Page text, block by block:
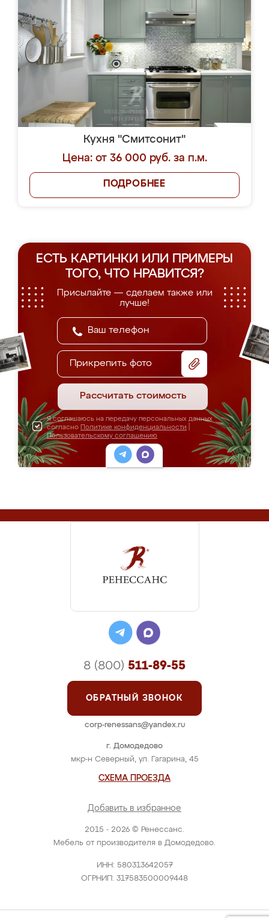
Кухня "Смитсонит"
Цена: от 36 000 руб. за п.м.
ПОДРОБНЕЕ
ЕСТЬ КАРТИНКИ ИЛИ ПРИМЕРЫ
ТОГО, ЧТО НРАВИТСЯ?
Присылайте — сделаем также или
лучше!
Прикрепить фото
Рассчитать стоимость
Я соглашаюсь на передачу персональных данных
согласно Политике конфиденциальности
Пользовательскому соглашению
2015 - 2026 © Ренессанс.
Мебель от производителя в Домодедово.
ИНН: 580313642057
ОГРНИП: 317583500009448
г. Домодедово
мкр-н Северный, ул. Гагарина, 45
СХЕМА ПРОЕЗДА
Добавить в избранное
8 (800) 511-89-55
ОБРАТНЫЙ ЗВОНОК
corp-renessans@yandex.ru